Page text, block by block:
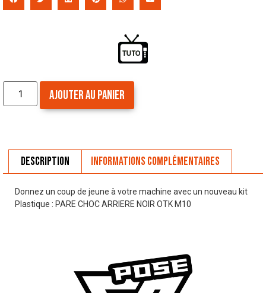
Ajouter au panier
Description Informations complémentaires
Donnez un coup de jeune à votre machine avec un nouveau kit
Plastique : PARE CHOC ARRIERE NOIR OTK M10